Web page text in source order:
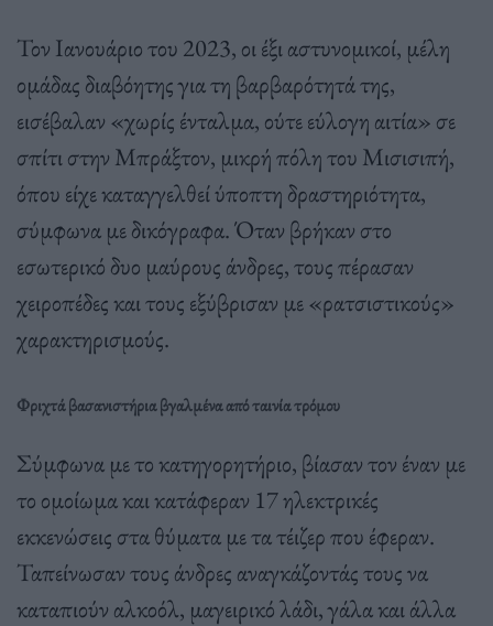
Τον Ιανουάριο του 2023, οι έξι αστυνομικοί, μέλη
ομάδας διαβόητης για τη βαρβαρότητά της,
εισέβαλαν «χωρίς ένταλμα, ούτε εύλογη αιτία» σε
σπίτι στην Μπράξτον, μικρή πόλη του Μισισιπή,
όπου είχε καταγγελθεί ύποπτη δραστηριότητα,
σύμφωνα με δικόγραφα. Όταν βρήκαν στο
εσωτερικό δυο μαύρους άνδρες, τους πέρασαν
χειροπέδες και τους εξύβρισαν με «ρατσιστικούς»
χαρακτηρισμούς.
Φριχτά βασανιστήρια βγαλμένα από ταινία τρόμου
Σύμφωνα με το κατηγορητήριο, βίασαν τον έναν με
το ομοίωμα και κατάφεραν 17 ηλεκτρικές
εκκενώσεις στα θύματα με τα τέιζερ που έφεραν.
Ταπείνωσαν τους άνδρες αναγκάζοντάς τους να
καταπιούν αλκοόλ, μαγειρικό λάδι, γάλα και άλλα